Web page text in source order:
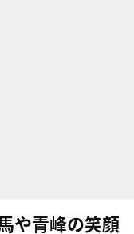
や青峰の笑顔